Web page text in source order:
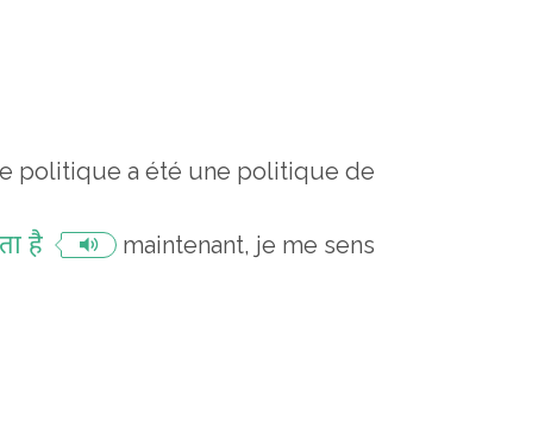
politique a été une politique de
है
maintenant, je me sens